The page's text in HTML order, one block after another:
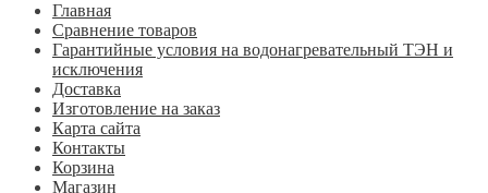
Главная
Cравнение товаров
Гарантийные условия на водонагревательный ТЭН и
исключения
Доставка
Изготовление на заказ
Карта сайта
Контакты
Корзина
Магазин